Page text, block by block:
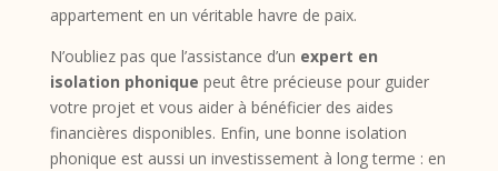
appartement en un véritable havre de paix.
N’oubliez pas que l’assistance d’un expert en
isolation phonique peut être précieuse pour guider
votre projet et vous aider à bénéficier des aides
financières disponibles. Enfin, une bonne isolation
phonique est aussi un investissement à long terme : en